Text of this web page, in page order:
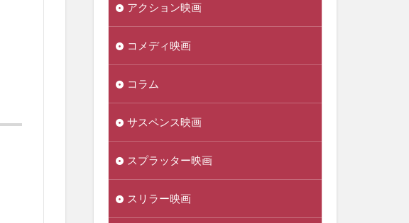
アクション映画
コメディ映画
コラム
サスペンス映画
スプラッター映画
スリラー映画